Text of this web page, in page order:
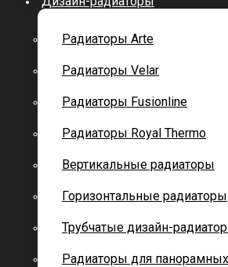
Радиаторы Arte
Радиаторы Velar
Радиаторы Fusionline
Радиаторы Royal Thermo
Вертикальные радиаторы
Горизонтальные радиаторы
Трубчатые дизайн-
Радиаторы для